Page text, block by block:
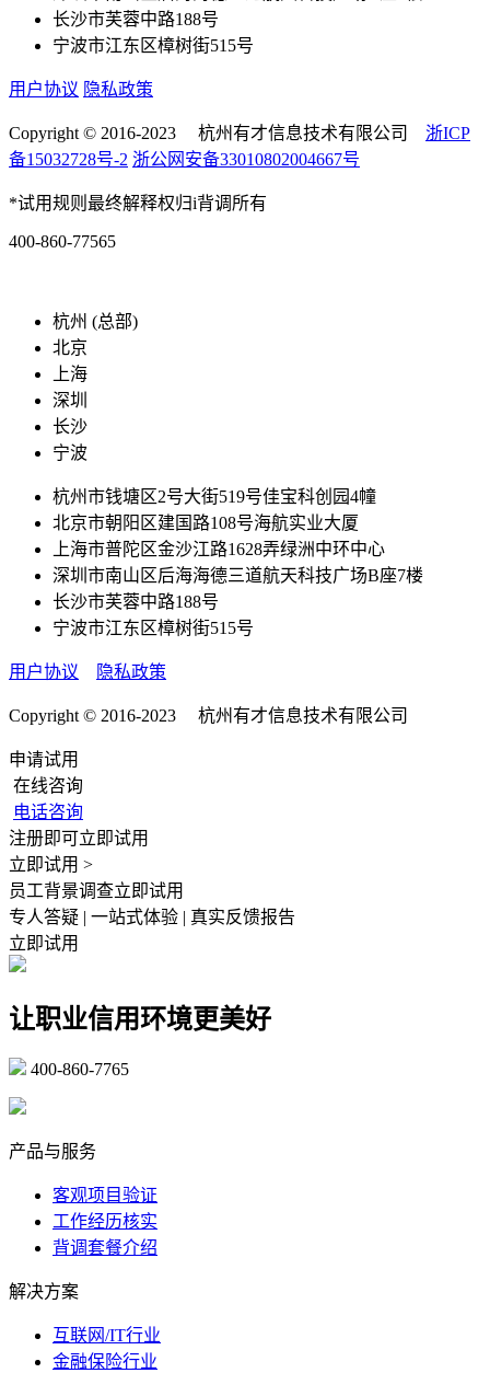
长沙市芙蓉中路188号
宁波市江东区樟树街515号
用户协议 隐私政策
Copyright © 2016-2023 杭州有才信息技术有限公司 浙ICP
备15032728号-2 浙公网安备33010802004667号
*试用规则最终解释权归i背调所有
400-860-77565
杭州 (总部)
北京
上海
深圳
长沙
宁波
杭州市钱塘区2号大街519号佳宝科创园4幢
北京市朝阳区建国路108号海航实业大厦
上海市普陀区金沙江路1628弄绿洲中环中心
深圳市南山区后海海德三道航天科技广场B座7楼
长沙市芙蓉中路188号
宁波市江东区樟树街515号
用户协议 隐私政策
Copyright © 2016-2023 杭州有才信息技术有限公司
申请试用
在线咨询
电话咨询
注册即可立即试用
立即试用 >
员工背景调查立即试用
专人答疑 | 一站式体验 | 真实反馈报告
立即试用
让职业信用环境更美好
400-860-7765
产品与服务
客观项目验证
工作经历核实
背调套餐介绍
解决方案
互联网/IT行业
金融保险行业